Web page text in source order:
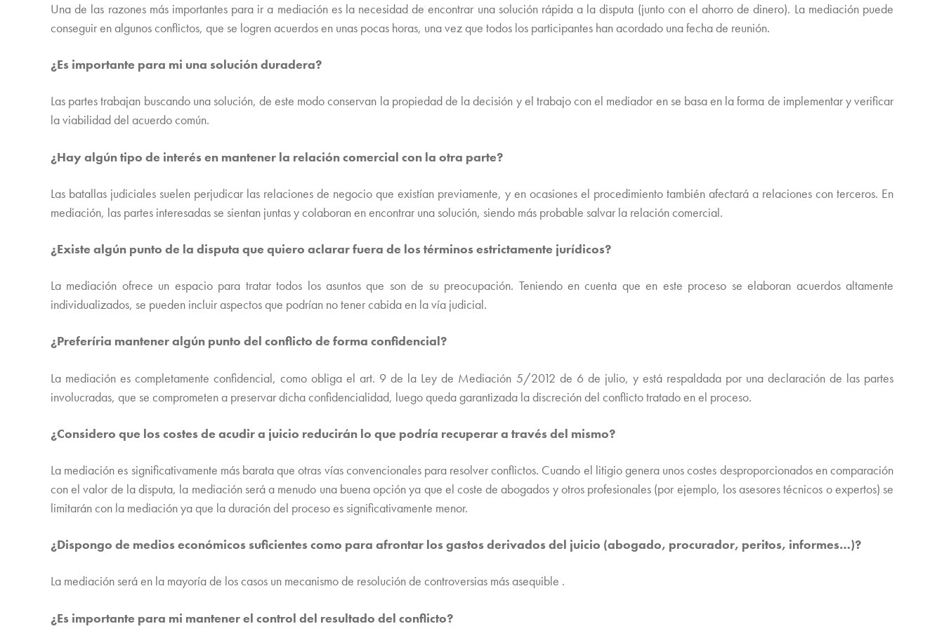
Una de las razones más importantes para ir a mediación es la necesidad de encontrar una solución rápida a la disputa (junto con el ahorro de dinero). La mediación puede
conseguir en algunos conflictos, que se logren acuerdos en unas pocas horas, una vez que todos los participantes han acordado una fecha de reunión.
¿Es importante para mi una solución duradera?
Las partes trabajan buscando una solución, de este modo conservan la propiedad de la decisión y el trabajo con el mediador en se basa en la forma de implementar y verificar
la viabilidad del acuerdo común.
¿Hay algún tipo de interés en mantener la relación comercial con la otra parte?
Las batallas judiciales suelen perjudicar las relaciones de negocio que existían previamente, y en ocasiones el procedimiento también afectará a relaciones con terceros. En
mediación, las partes interesadas se sientan juntas y colaboran en encontrar una solución, siendo más probable salvar la relación comercial.
¿Existe algún punto de la disputa que quiero aclarar fuera de los términos estrictamente jurídicos?
La mediación ofrece un espacio para tratar todos los asuntos que son de su preocupación. Teniendo en cuenta que en este proceso se elaboran acuerdos altamente
individualizados, se pueden incluir aspectos que podrían no tener cabida en la vía judicial.
¿Preferíria mantener algún punto del conflicto de forma confidencial?
La mediación es completamente confidencial, como obliga el art. 9 de la Ley de Mediación 5/2012 de 6 de julio, y está respaldada por una declaración de las partes
involucradas, que se comprometen a preservar dicha confidencialidad, luego queda garantizada la discreción del conflicto tratado en el proceso.
¿Considero que los costes de acudir a juicio reducirán lo que podría recuperar a través del mismo?
La mediación es significativamente más barata que otras vías convencionales para resolver conflictos. Cuando el litigio genera unos costes desproporcionados en comparación
con el valor de la disputa, la mediación será a menudo una buena opción ya que el coste de abogados y otros profesionales (por ejemplo, los asesores técnicos o expertos) se
limitarán con la mediación ya que la duración del proceso es significativamente menor.
¿Dispongo de medios económicos suficientes como para afrontar los gastos derivados del juicio (abogado, procurador, peritos, informes…)?
La mediación será en la mayoría de los casos un mecanismo de resolución de controversias más asequible .
¿Es importante para mi mantener el control del resultado del conflicto?